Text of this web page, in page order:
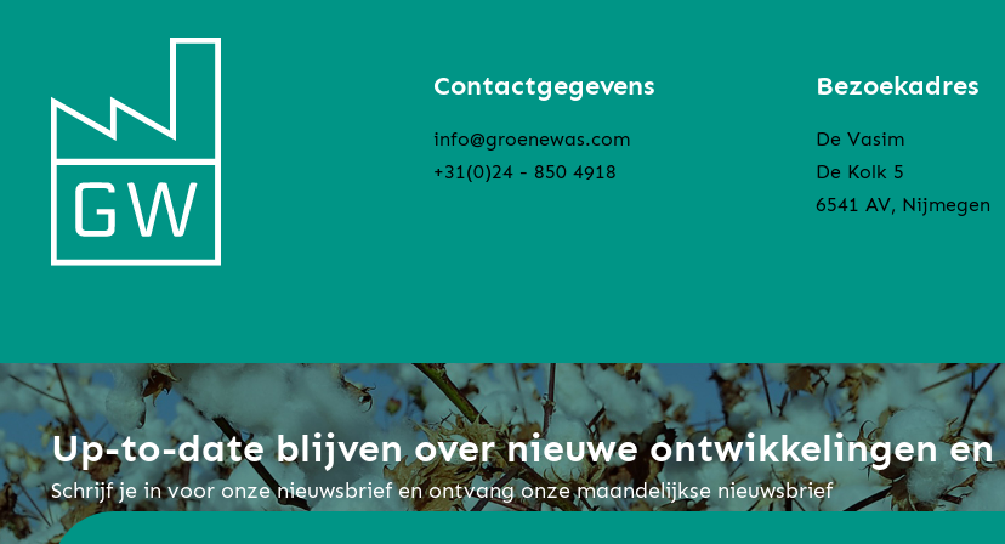
Contactgegevens
info@groenewas.com
+31(0)24 - 850 4918
Bezoekadres
De Vasim
De Kolk 5
6541 AV, Nijmegen
Up-to-date blijven over nieuwe ontwikkelingen en
Schrijf je in voor onze nieuwsbrief en ontvang onze maandelijkse nieuwsbrief